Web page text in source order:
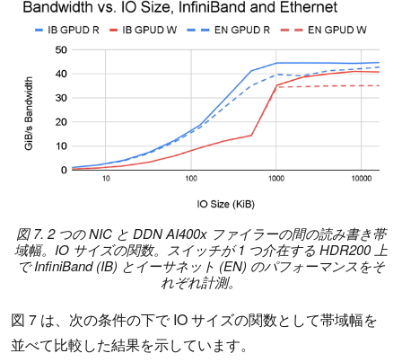
図 7. 2 つの NIC と DDN AI400x ファイラーの間の読み書き帯
域幅。IO サイズの関数。スイッチが 1 つ介在する HDR200 上
で InfiniBand (IB) とイーサネット (EN) のパフォーマンスをそ
れぞれ計測。
図 7 は、次の条件の下で IO サイズの関数として帯域幅を
並べて比較した結果を示しています。